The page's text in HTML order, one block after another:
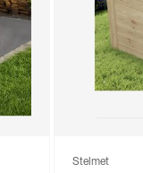
Stelmet